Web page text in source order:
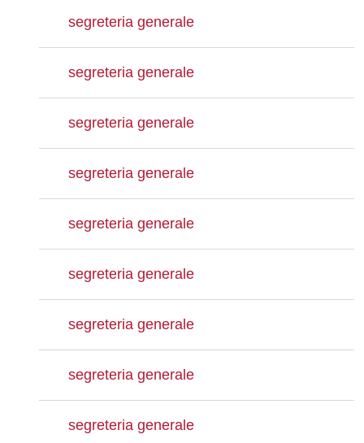
segreteria generale
segreteria generale
segreteria generale
segreteria generale
segreteria generale
segreteria generale
segreteria generale
segreteria generale
segreteria generale